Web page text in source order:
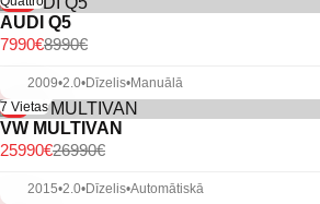
AUDI Q5
8990€
7990€
2009•2.0•Dīzelis•Manuālā
-4%
7 Vietas
VW MULTIVAN
26990€
25990€
2015•2.0•Dīzelis•Automātiskā